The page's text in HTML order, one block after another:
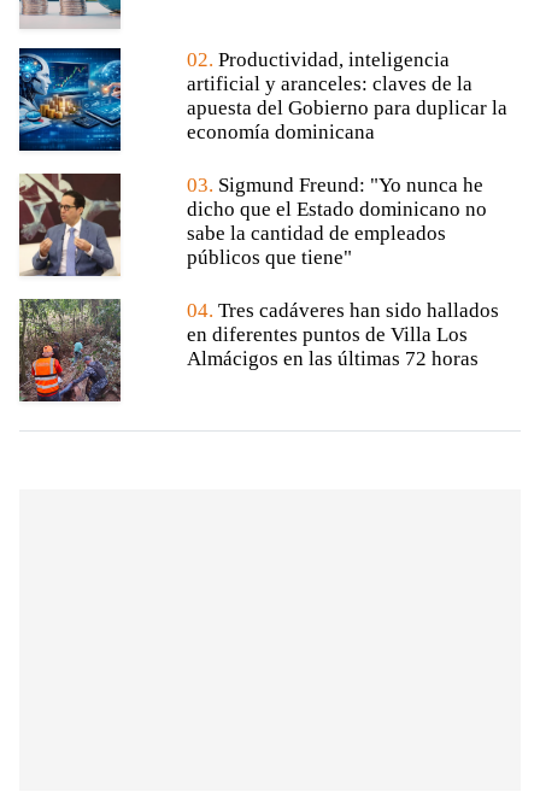
02. Productividad, inteligencia
artificial y aranceles: claves de la
apuesta del Gobierno para duplicar la
economía dominicana
03. Sigmund Freund: "Yo nunca he
dicho que el Estado dominicano no
sabe la cantidad de empleados
públicos que tiene"
04. Tres cadáveres han sido hallados
en diferentes puntos de Villa Los
Almácigos en las últimas 72 horas